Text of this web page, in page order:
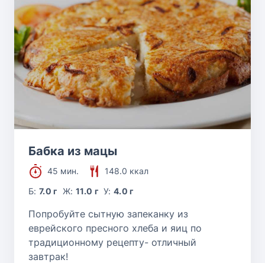
Бабка из мацы
45 мин.
148.0 ккал
Б:7.0 г Ж: 11.0 г У:4.0 г
Попробуйте сытную запеканку из
еврейского пресного хлеба и яиц по
традиционному рецепту- отличный
завтрак!